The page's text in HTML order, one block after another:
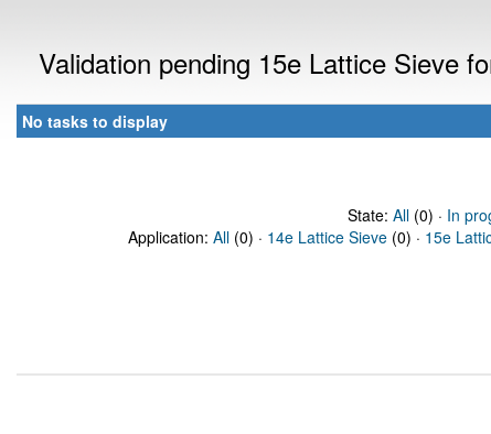
Validation pending 15e Lattice Sieve
No tasks to display
State: All(0) · In
Application: All (0) · 14e Lattice Sieve (0) · 15e